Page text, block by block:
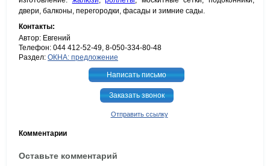
двери, балконы, перегородки, фасады и зимние сады.
Контакты:
Автор: Евгений
Телефон: 044 412-52-49, 8-050-334-80-48
Раздел: ОКНА: предложение
Написать письмо
Заказать звонок
Отправить ссылку
Комментарии
Оставьте комментарий